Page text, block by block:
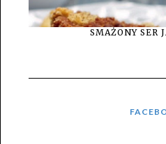
SMAŻONY SER